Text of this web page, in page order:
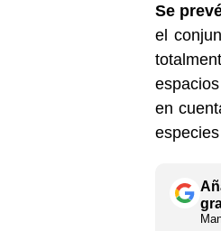
Se
el
en